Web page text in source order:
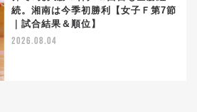
続。湘南は今季初勝利【女子Ｆ第7節
｜試合結果＆順位】
2026.08.04